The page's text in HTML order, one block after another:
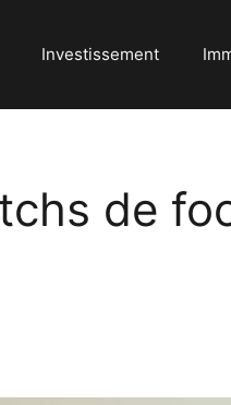
Investissement
de